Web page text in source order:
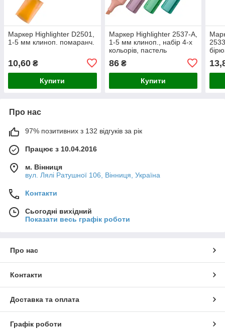
Маркер Highlighter D2501,
1-5 мм клиноп. помаранч.
10,60 ₴
Купити
Маркер Highlighter 2537-A,
1-5 мм клиноп., набір 4-х
кольорів, пастель
86₴
Купити
Про нас
97% позитивних з 132 відгуків за рік
Працює з 10.04.2016
м. Вінниця
вул. Лялі Ратушної 106, Вінниця, Україна
Контакти
Сьогодні вихідний
Показати весь графік роботи
Про нас
Контакти
Доставка та оплата
Графік роботи